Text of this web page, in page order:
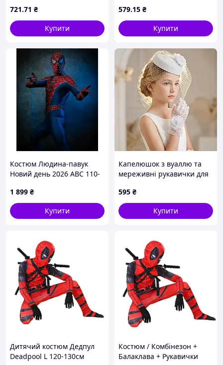
721.71 ₴
Купити
579.15 ₴
Купити
Костюм Людина-павук
Новий день 2026 ABC 110-
1 899 ₴
Купити
Капелюшок з вуаллю та
мереживні рукавички для
595 ₴
Купити
Дитячий костюм Дедпул
Deadpool L 120-130см
Костюм / Комбінезон +
Балаклава + Рукавички